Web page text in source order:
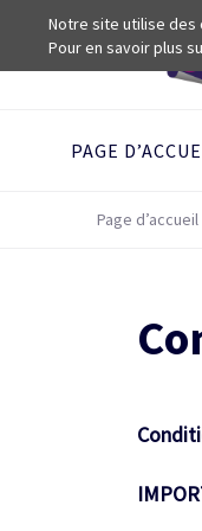
Notre site utilise des
Pour en savoir plus
PAGE
Page d’accueil